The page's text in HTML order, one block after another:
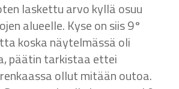
laskettu arvo kyllä osuu
alueelle. Kyse on siis 9°
koska näytelmässä oli
päätin tarkistaa ettei
ollut mitään outoa.